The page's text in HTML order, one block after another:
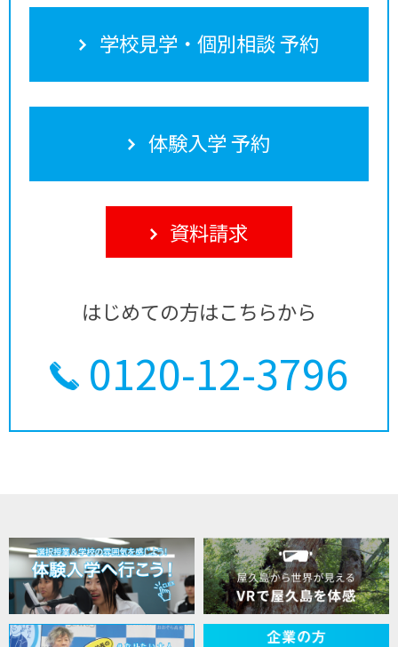
学校見学・個別相談 予約
体験入学 予約
資料請求
はじめての方はこちらから
0120-12-3796